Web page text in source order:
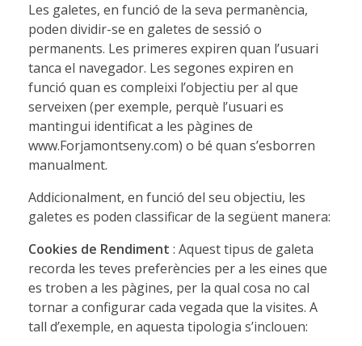
Les galetes, en funció de la seva permanència,
poden dividir-se en galetes de sessió o
permanents. Les primeres expiren quan l’usuari
tanca el navegador. Les segones expiren en
funció quan es compleixi l’objectiu per al que
serveixen (per exemple, perquè l’usuari es
mantingui identificat a les pàgines de
www.Forjamontseny.com) o bé quan s’esborren
manualment.
Addicionalment, en funció del seu objectiu, les
galetes es poden classificar de la següent manera:
Cookies de Rendiment : Aquest tipus de galeta
recorda les teves preferències per a les eines que
es troben a les pàgines, per la qual cosa no cal
tornar a configurar cada vegada que la visites. A
tall d’exemple, en aquesta tipologia s’inclouen: